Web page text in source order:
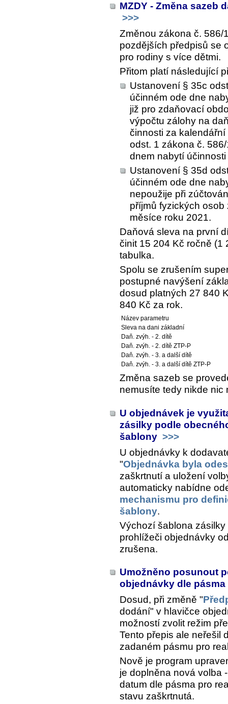
MZDY - Změna sazeb
>>>
Změnou zákona č. 586/
pozdějších předpisů se
pro rodiny s více dětmi.
Přitom platí následující
Ustanovení § 35c
účinném ode dne
již pro zdaňovací
výpočtu zálohy na
činnosti za
odst. 1 zákona č.
dnem nabytí
Ustanovení § 35d
účinném ode dne
nepoužije při
příjmů fyzických
měsíce roku 2021.
Daňová sleva na první
činit 15 204 Kč ročně
tabulka.
Spolu se zrušením
postupné navýšení
dosud platných 27 840
840 Kč za rok.
Název parametru
Sleva na dani základní
Daň. zvýh. - 2. dítě
Daň. zvýh. - 2. dítě ZTP-P
Daň. zvýh. - 3. a další dítě
Daň. zvýh. - 3. a další dítě ZTP-P
Změna sazeb se
nemusíte tedy nikde nic
U objednávek je
zásilky podle
šablony >>>
U objednávky k
"Objednávka byla
zaškrtnutí a uložení
automaticky nabídne
mechanismu pro
šablony.
Výchozí šablona
prohlížeči objednávky
zrušena.
Umožněno posunout
objednávky dle
Dosud, při změně "
dodání" v hlavičce
možností zvolit režim
Tento přepis ale neřešil
zadaném pásmu pro
Nově je program
je doplněna nová volba
datum dle pásma pro
stavu zaškrtnutá.